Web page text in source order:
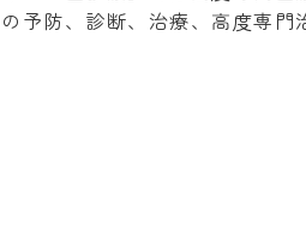
予防、診断、治療、高度専門